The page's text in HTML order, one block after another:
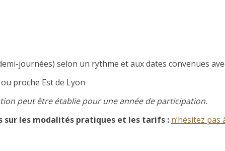
journées) selon un rythme et aux dates convenues
proche Est de Lyon
peut être établie pour une année de participation.
sur les modalités pratiques et les tarifs : n’hésitez